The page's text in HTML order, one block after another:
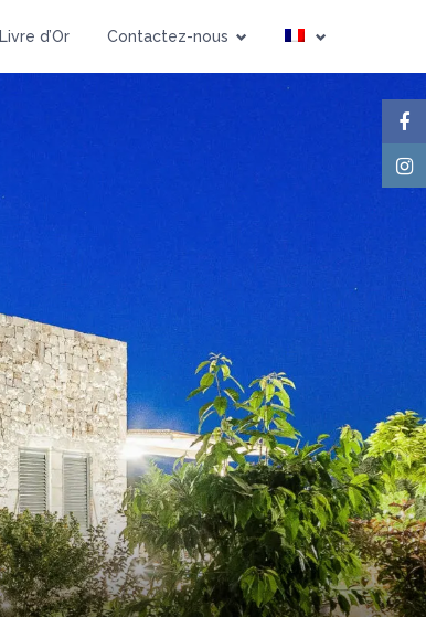
Livre d’Or Contactez-nous